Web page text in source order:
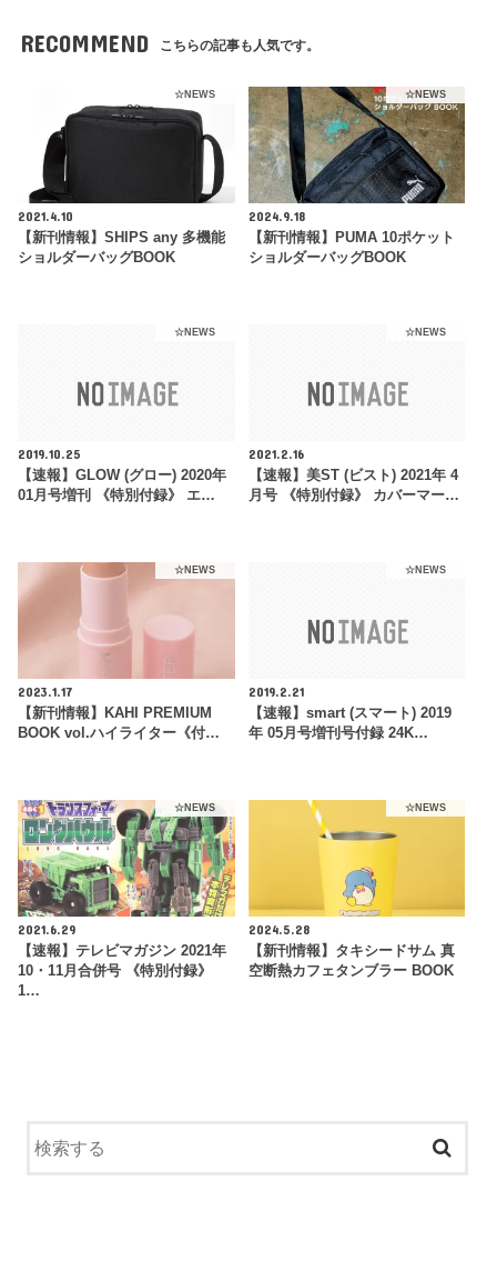
RECOMMEND こちらの記事も人気です。
☆NEWS
2021.4.10
【新刊情報】SHIPS any 多機能
ショルダーバッグBOOK
☆NEWS
2024.9.18
【新刊情報】PUMA 10ポケット
ショルダーバッグBOOK
☆NEWS
2019.10.25
【速報】GLOW (グロー) 2020年
01月号増刊 《特別付録》 エ…
☆NEWS
2021.2.16
【速報】美ST (ビスト) 2021年 4
月号 《特別付録》 カバーマー…
☆NEWS
2023.1.17
【新刊情報】KAHI PREMIUM
BOOK vol.ハイライター《付…
☆NEWS
2019.2.21
【速報】smart (スマート) 2019
年 05月号増刊号付録 24K…
☆NEWS
2021.6.29
【速報】テレビマガジン 2021年
10・11月合併号 《特別付録》
1…
☆NEWS
2024.5.28
【新刊情報】タキシードサム 真
空断熱カフェタンブラー BOOK